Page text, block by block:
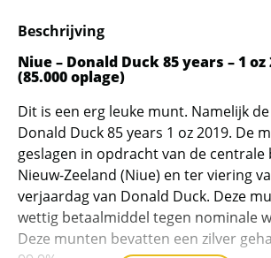
de
wachtlijst
voor
product
toe
te
voegen
Beschrijving
Niue – Donald Duck 85 years – 1 oz
(85.000 oplage)
Dit is een erg leuke munt. Namelijk
Donald Duck 85 years 1 oz 2019. De
geslagen in opdracht van de centrale
Nieuw-Zeeland (Niue) en ter viering
verjaardag van Donald Duck. Deze
wettig betaalmiddel tegen nominale
Deze munten bevatten een zilver